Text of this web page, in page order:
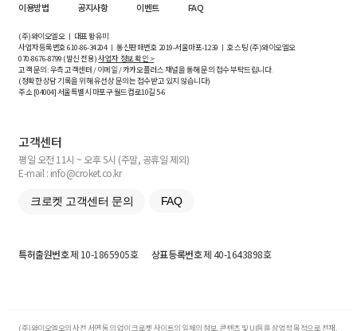
이용방법
공지사항 이벤트 FAQ
(주)와이오엘오 ㅣ 대표 황유미
사업자등록번호610-86-34204ㅣ 통신판매번호 2019-서울마포-1239 ㅣ 호스팅 (주)와이오엘오
070-8676-8799 (발신 전용)사업자 정보 확인 >
고객 문의: 우측 고객센터 / 이메일 / 카카오플러스 채널을 통해 문의 접수 부탁드립니다.
(정확한 상담 기록을 위해 유선상 문의는 접수받고 있지 않습니다)
주소 [04004] 서울특별시 마포구 월드컵로10길5-6
고객센터
평일 오전 11시 ~ 오후 5시 (주말, 공휴일 제외)
E-mail : info@croket.co.kr
크로켓 고객센터 문의 FAQ
특허출원번호제 10-1865905호 상표등록번호제 40-1643898호
(주)와이오엘오의 사전 서면 동의 없이 크로켓 사이트의 일체의 정보, 콘텐츠 및 UI등을 상업적 목적으로 전재,